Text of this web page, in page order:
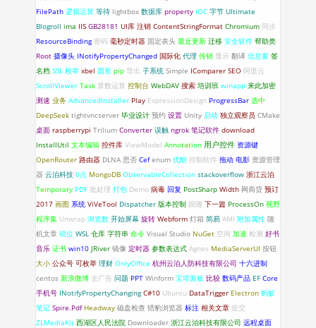
FilePath 逻辑运算 等待 lightbox 数据库 property IOC 字节 Ultimate
Blogroll ima IIS GB28181 UI库 注销 ContentStringFormat Chromium 同步
ResourceBinding 密码 毫秒定时器 固定表头 最近更新 迁移 安全软件 帮助类
Root 摄像头 INotifyPropertyChanged 国际化 代理 传销 显示 翻译 信息窗 签
名档 SSL 枚举 xbel 圆形 pip 导出 子系统 Simple IComparer SEO 阿里云
ScrollViewer Task 算数运算 控制台 WebDAV 搜索 培训班 winapp 来此加密
测速 业务 AdvancedInstaller Play ExpressionDesign ProgressBar 选中
DeepSeek tightvncserver 毕业设计 预约 设置 Unity 启动 独立观察员 CMake
桌面 raspberrypi Trilium Converter 误触 ngrok 笔记软件 download
InstallUtil 文本编辑 控件库 ViewModel Annotation 用户控件 资源键
OpenRouter 路由器 DLNA 思否 Cef enum 优酷 控制软件 拖动 电影 资源管理
器 云泊科技 0点 MongoDB ObservableCollection stackoverflow 浙江云泊
Temporary PDF 批处理 打包 Demo 病毒 回复 PostSharp Width 网商贷 预订
2017 画图 系统 ViVeTool Dispatcher 版本控制 跟随 下一篇 ProcessOn 视野
程序集 Unwrap 浏览数 开始屏幕 旋转 Webform 灯箱 简易 AMI 附加属性 随
机文章 错位 WSL 仓库 字符串 命令 Visual Studio NuGet 空间 加速 检测 好书
音乐 证书 win10 JRiver 镜像 定时器 参数表达式 Agnes MediaServerUI 按钮
大小 公众号 可枚举 理财 OnlyOffice 杭州云泊人防科技有限公司 十六进制
centos 新浪微博 去广告 问题 PPT Winform 宝塔面板 比较 数码产品 EF Core
手机号 INotifyPropertyChanging C#10 Ubuntu DataTrigger Electron 蚂蚁
笔记 Spire.Pdf Headway 磁盘检查 猎豹浏览器 标注 相关文章 提交
ZLMediaKit 西湖区人民法院 Downloader 浙江云泊科技有限公司 远程桌面